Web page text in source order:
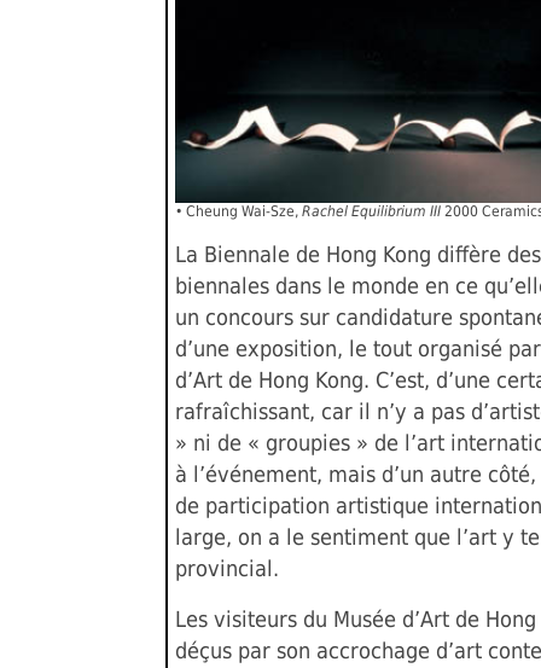
• Cheung Wai-Sze, Rachel Equilibrium III 2000
La Biennale de Hong Kong diffère
biennales dans le monde en ce
un concours sur candidature
d’une exposition, le tout organisé
d’Art de Hong Kong. C’est, d’une
rafraîchissant, car il n’y a pas
» ni de « groupies » de l’art
à l’événement, mais d’un autre côté,
de participation artistique
large, on a le sentiment que l’art y
provincial.
Les visiteurs du Musée d’Art de
déçus par son accrochage d’art